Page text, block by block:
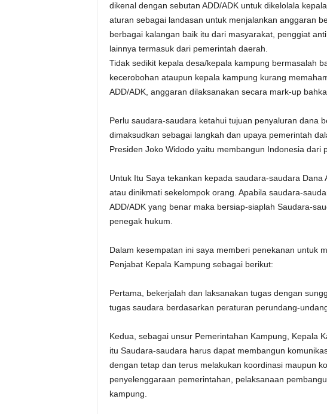
dikenal dengan sebutan ADD/ADK untuk dikelolala
aturan sebagai landasan untuk menjalankan anggaran
berbagai kalangan baik itu dari masyarakat, penggiat
lainnya termasuk dari pemerintah daerah.
Tidak sedikit kepala desa/kepala kampung bermasalah
kecerobohan ataupun kepala kampung kurang
ADD/ADK, anggaran dilaksanakan secara mark-up
Perlu saudara-saudara ketahui tujuan penyaluran dana
dimaksudkan sebagai langkah dan upaya pemerintah
Presiden Joko Widodo yaitu membangun Indonesia dari
Untuk Itu Saya tekankan kepada saudara-saudara Dana
atau dinikmati sekelompok orang. Apabila saudara-
ADD/ADK yang benar maka bersiap-siaplah Saudara-
penegak hukum.
Dalam kesempatan ini saya memberi penekanan untuk
Penjabat Kepala Kampung sebagai berikut:
Pertama, bekerjalah dan laksanakan tugas dengan
tugas saudara berdasarkan peraturan perundang-
Kedua, sebagai unsur Pemerintahan Kampung, Kepala
itu Saudara-saudara harus dapat membangun
dengan tetap dan terus melakukan koordinasi maupun
penyelenggaraan pemerintahan, pelaksanaan
kampung.